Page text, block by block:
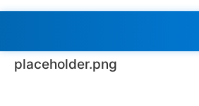
placeholder.png